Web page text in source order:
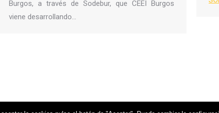
Burgos, a través de Sodebur, que CEEI Burgos
viene desarrollando…